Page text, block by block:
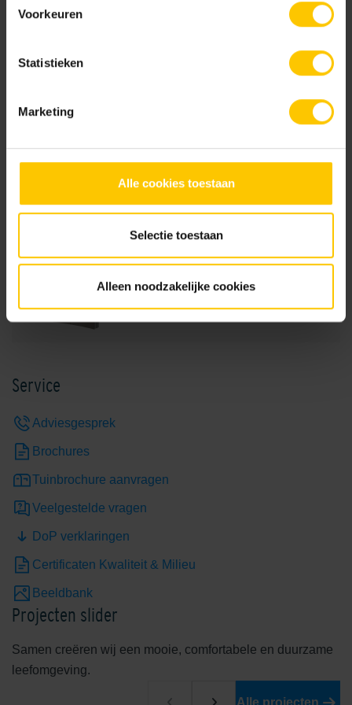
Voorkeuren
Statistieken
Marketing
Alle cookies toestaan
Selectie toestaan
Alleen noodzakelijke cookies
Urban Urban Cross
Brochures
Bekijk
Service
Adviesgesprek
Brochures
Tuinbrochure aanvragen
Veelgestelde vragen
DoP verklaringen
Certificaten Kwaliteit & Milieu
Beeldbank
Projecten slider
Samen creëren wij een mooie, comfortabele en duurzame
leefomgeving.
Alle projecten